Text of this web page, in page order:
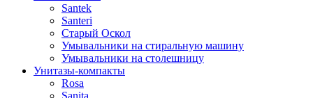
Santek
Santeri
Старый Оскол
Умывальники на стиральную машину
Умывальники на столешницу
Унитазы-компакты
Rosa
Sanita